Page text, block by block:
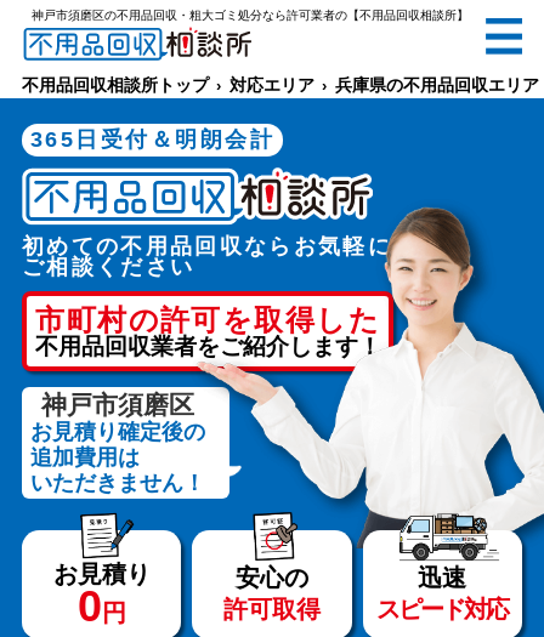
神戸市須磨区の不用品回収・粗大ゴミ処分なら許可業者の【不用品回収相談所】
電話で無料お見積り（受付 8:30-17:30）
メールでのご相談は24時間受付中
不用品回収相談所TOP
当社について
サービス
不用品回収相談所トップ 対応エリア 兵庫県の不用品回収エリア
365日受付＆明朗会計
初めての不用品回収ならお気軽に
ご相談ください
市町村の許可を取得した
不用品回収業者をご紹介します！
神戸市須磨区
お見積り確定後の
追加費用は
いただきません！
お見積り
0 円
安心の
許可取得
迅速
スピード対応